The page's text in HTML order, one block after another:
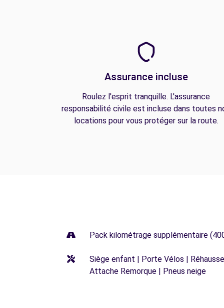
Assurance incluse
Roulez l'esprit tranquille. L'assurance
responsabilité civile est incluse dans toutes
locations pour vous protéger sur la route.
Pack kilométrage supplémentaire
Siège enfant | Porte Vélos |
Attache Remorque | Pneus neige